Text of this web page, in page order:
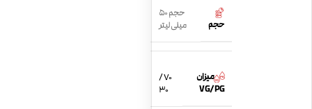
حجم
حجم 50
میلی لیتر
میزان
VG/PG
70 /
30